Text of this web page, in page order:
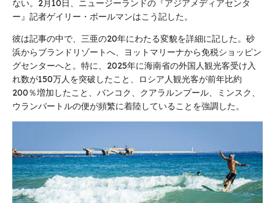
ない。2月10日、ニュージーランドの『アジアメディアセンタ
ー』記者ゲイリー・ボールマンはこう記した。
彼は記事の中で、三亜の20年にわたる変貌を詳細に記した。砂
浜からブランドリゾートへ、ヨットマリーナから免税ショッピン
グセンターへと。特に、2025年に海南省の外国人観光客受け入
れ数が150万人を突破したこと、ロシア人観光客が前年比約
200％増加したこと、バンコク、クアラルンプール、ミンスク、
ウランバートルの便が頻繁に着陸していることを強調した。